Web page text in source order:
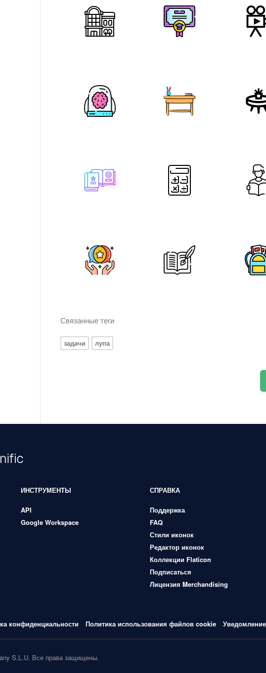
Связанные теги
задачи лупа
ИНСТРУМЕНТЫ
API
Google Workspace
СПРАВКА
Поддержка
FAQ
Стили иконок
Редактор иконок
Коллекции Flaticon
Подписаться
Лицензия Merchandising
конфиденциальности Политика использования файлов cookie
S.L.U. Все права защищены.